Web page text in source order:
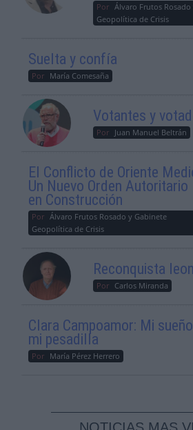
Por Álvaro Frutos
Geopolítica de Crisis
Suelta y confía
Por María Comesaña
Votantes y
Por Juan Manuel Beltrán
El Conflicto de Oriente
Un Nuevo Orden Autoritario
en Construcción
Por Álvaro Frutos Rosado y Gabinete
Geopolítica de Crisis
Reconquista
Por Carlos Miranda
Clara Campoamor: Mi
mi pesadilla
Por María Pérez Herrero